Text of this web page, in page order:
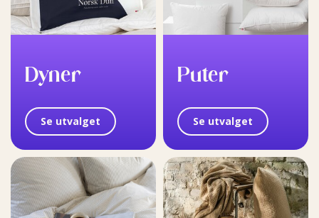
Dyner
Se utvalget
Puter
Se utvalget